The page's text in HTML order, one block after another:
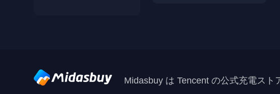
Midasbuy は Tencent の公式充電スト